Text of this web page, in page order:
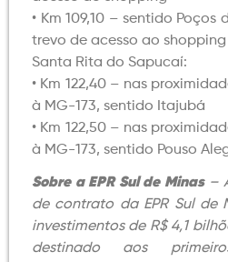
• Km 109,10 – sentido
trevo de acesso ao shopping
Santa Rita do Sapucaí:
• Km 122,40 – nas
à MG-173, sentido Itajubá
• Km 122,50 – nas
à MG-173, sentido Pouso
Sobre a EPR Sul de Minas–
de contrato da EPR Sul de
investimentos de R$ 4,1
destinado aos